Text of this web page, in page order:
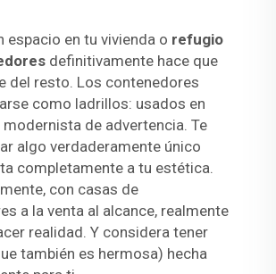
espacio en tu vivienda o refugio
definitivamente hace que
del resto. Los contenedores
como ladrillos: usados en
modernista de advertencia. Te
algo verdaderamente único
completamente a tu estética.
con casas de
a la venta al alcance, realmente
realidad. Y considera tener
también es hermosa) hecha